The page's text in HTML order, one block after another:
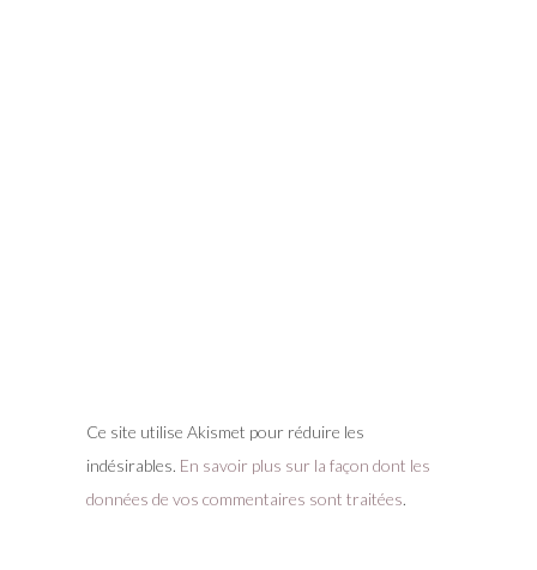
Ce site utilise Akismet pour réduire les
indésirables. En savoir plus sur la façon dont les
données de vos commentaires sont traitées.